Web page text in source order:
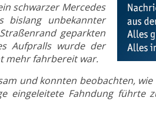
schwarzer Mercedes
bislang unbekannter
geparkten
Aufpralls wurde der
mehr fahrbereit war.
und konnten beobachten, wie
eingeleitete Fahndung führte